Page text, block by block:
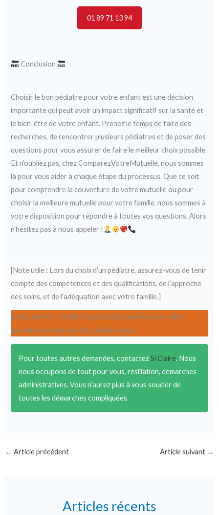
01 89 71 13 94
Conclusion
Choisir le bon pédiatre pour votre enfant est une décision
importante qui peut avoir un impact significatif sur la santé et
le bien-être de votre enfant. Prenez le temps de faire des
recherches, de rencontrer plusieurs pédiatres et de poser des
questions pour vous assurer de faire le meilleur choix possible.
Et n’oubliez pas, chez ComparezVotreMutuelle, nous sommes
là pour vous aider à chaque étape du processus. Que ce soit
pour comprendre la couverture de votre mutuelle ou pour
choisir la meilleure mutuelle pour votre famille, nous sommes à
votre disposition pour répondre à toutes vos questions. Alors
n’hésitez pas à nous appeler !
[Note utile : Lors du choix d’un pédiatre, assurez-vous de tenir
compte des compétences et des qualifications, de l’approche
des soins, et de l’adéquation avec votre famille.]
[Infos alertes : Vérifiez toujours la couverture de votre
mutuelle pour les services pédiatriques.]
Pour toutes autres demandes, contactezSi Claire. Nous
nous occupons de tout pour vous, résiliation, démarches
administratives. Vous n’aurez plus à vous soucier de
toutes les démarches compliquées.
← Article précédent Article suivant →
Articles récents